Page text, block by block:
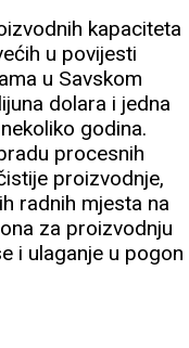
kapaciteta
u povijesti
u Savskom
dolara i jedna
godina.
procesnih
proizvodnje,
radnih mjesta na
za proizvodnju
i ulaganje u pogon